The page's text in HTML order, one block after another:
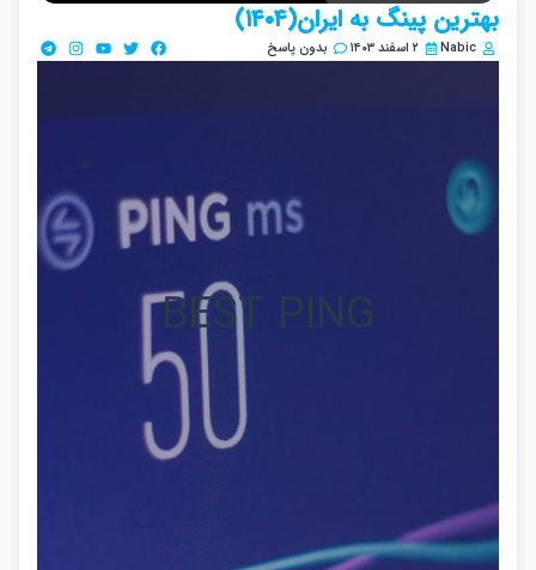
پینگ به ایران(۱۴۰۴)
۲ اسفند ۱۴۰۳ بدون پاسخ
BEST PING